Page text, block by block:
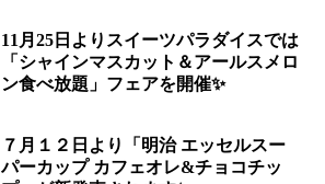
11月25日よりスイーツパラダイスでは
「シャインマスカット＆アールスメロ
ン食べ放題」フェアを開催✨
７月１２日より「明治 エッセルスー
パーカップ カフェオレ&チョコチッ